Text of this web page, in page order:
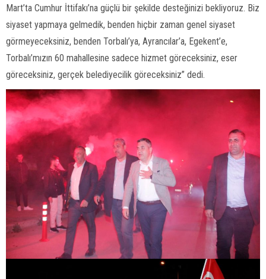
Mart’ta Cumhur İttifakı’na güçlü bir şekilde desteğinizi bekliyoruz. Biz
siyaset yapmaya gelmedik, benden hiçbir zaman genel siyaset
görmeyeceksiniz, benden Torbalı’ya, Ayrancılar’a, Egekent’e,
Torbalı’mızın 60 mahallesine sadece hizmet göreceksiniz, eser
göreceksiniz, gerçek belediyecilik göreceksiniz” dedi.